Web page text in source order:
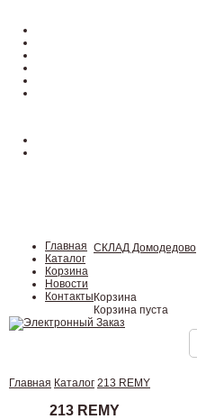
Главная
Каталог
Корзина
Новости
Контакты
СКЛАД Домодедово
Корзина
Корзина пуста
Главная Каталог 213 REMY
213 REMY